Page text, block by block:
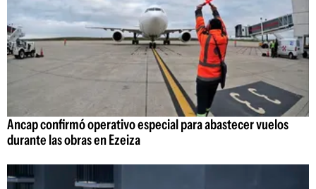
Ancap confirmó operativo especial para abastecer vuelos
durante las obras en Ezeiza